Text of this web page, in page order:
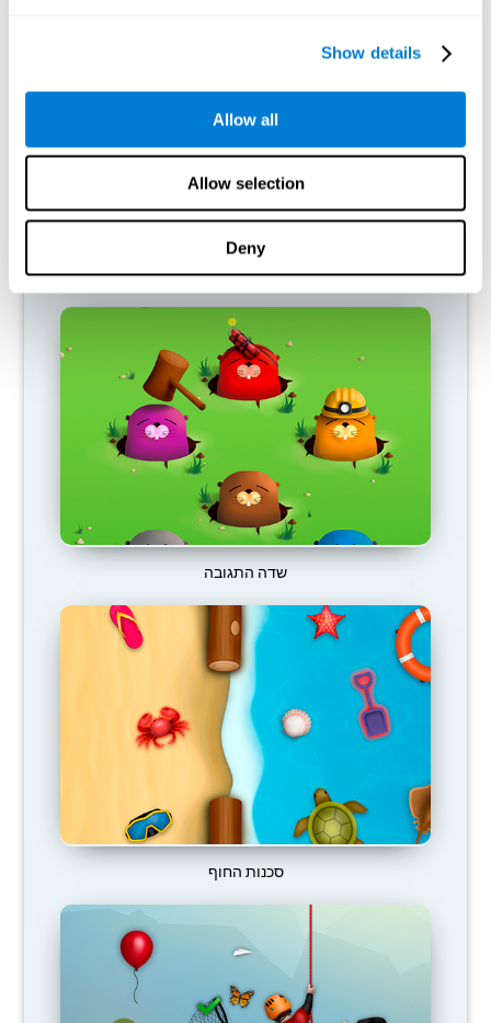
Show details
Allow all
Allow selection
Deny
תדלוק הרכב
שדה התגובה
סכנות החוף